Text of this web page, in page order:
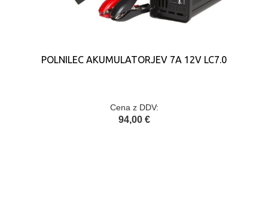
POLNILEC AKUMULATORJEV 7A 12V LC7.0
Cena z DDV:
94,00 €